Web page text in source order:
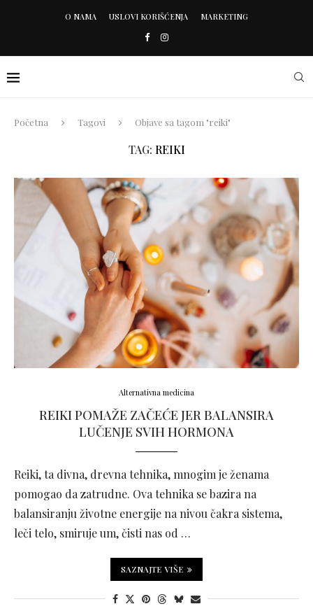
O NAMA USLOVI KORIŠĆENJA MARKETING
Početna Tagovi Objave sa tagom "reiki"
TAG: REIKI
Alternativna medicina
REIKI POMAŽE ZAČEĆE JER BALANSIRA
LUČENJE SVIH HORMONA
Reiki, ta divna, drevna tehnika, mnogim je ženama
pomogao da zatrudne. Ova tehnika se bazira na
balansiranju životne energije na nivou čakra sistema,
leči telo, smiruje um, čisti nas od …
SAZNAJTE VIŠE